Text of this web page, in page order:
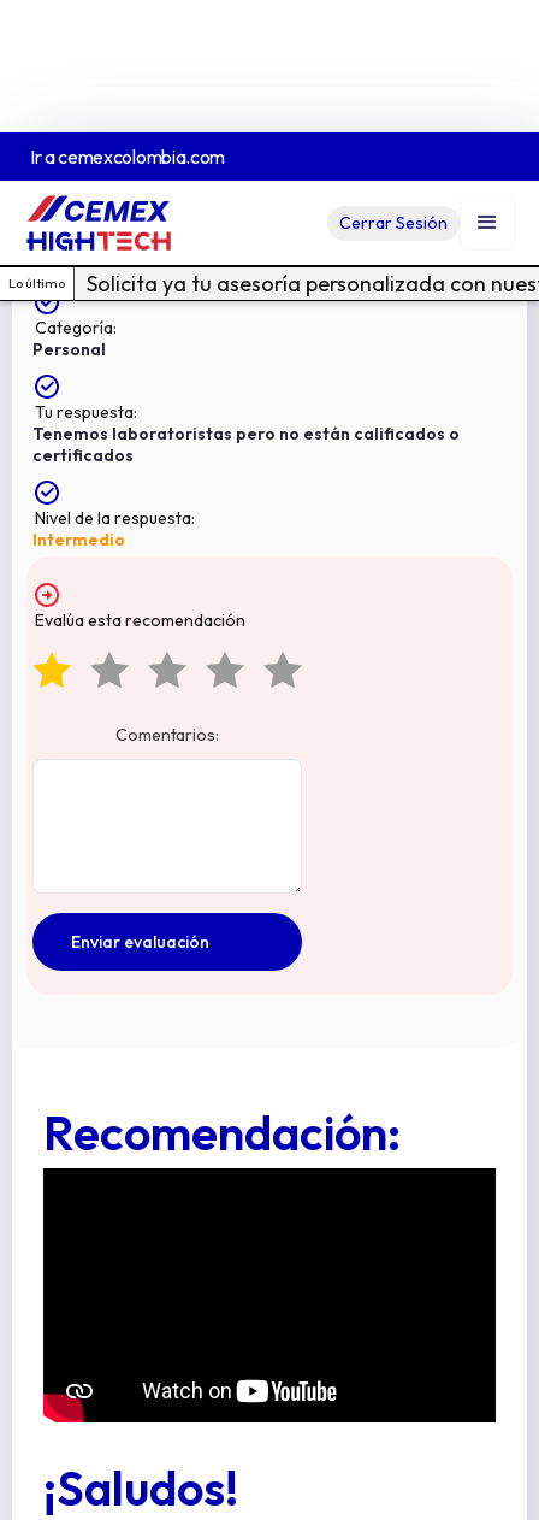
Ir acemexcolombia.com
Cerrar Sesión
Lo último Solicita ya tu asesoría personalizada con
Pregunta:
15
¿Cuenta con expertos laboratoristas, estan ellos
calificados o certificados?
Categoría:
Personal
Tu respuesta:
Tenemos laboratoristas pero no están calificados o
certificados
Nivel de la respuesta:
Intermedio
Evalúa esta recomendación
Comentarios:
Recomendación:
¡Saludos!